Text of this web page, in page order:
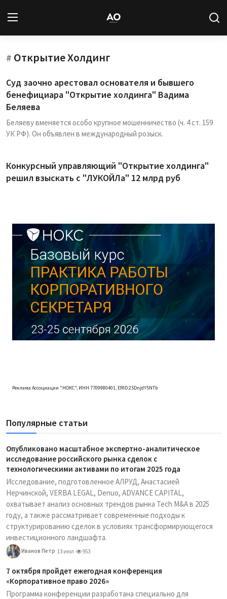
Вход Регистрация
Новости
Статьи
Авторы
Архив
База знаний
# Открытие Холдинг
Суд заочно арестовал основателя и бывшего
бенефициара "Открытие холдинга" Вадима
Беляева
Беляеву вменяется особо крупное мошенничество (ч. 4 ст. 159
УК РФ). Он объявлен в международный розыск.
Конкурсный управляющий "Открытие холдинга"
решил взыскать с "ЛУКОЙЛа" 12 млрд руб
Реклама Ассоциации "НОКС", ИНН 7709980401, ERID:2SDnjdY5NTb
Популярные статьи
Опубликовано масштабное экспертно-аналитическое
исследование российского рынка сделок с
технологическими активами по итогам 2025 года
Исследование, подготовленное АЛРУД, Анастасией
Нерчинской, VERBA LEGAL, Denuo, ADVANCE CAPITAL,
охватывает анализ основных трендов рынка Tech M&A в 2025
году, а также рассматривает современные подходы к
структурированию сделок в условиях трансформирующегося
инвестиционного ландшафта.
Иванов Петр 13 июл 953
7 октября пройдет ежегодная конференция
«Корпоративное право 2026»
Программа конференции разработана специально для